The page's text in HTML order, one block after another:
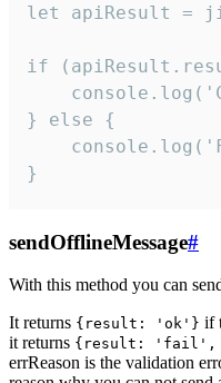
let apiResult =
if
} else {
}
sendOfflineMessage#
With this method you can
It returns {result: 'ok'} if
it returns {result: 'fail',
errReason is the validation